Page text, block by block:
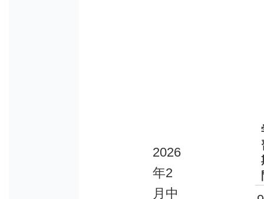
2026
年2
月中